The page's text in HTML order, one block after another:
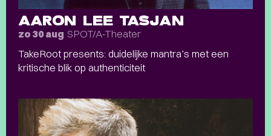
AARON LEE TASJAN
zo 30 aug SPOT/A-Theater
TakeRoot presents: duidelijke mantra’s met een
kritische blik op authenticiteit